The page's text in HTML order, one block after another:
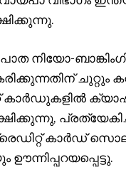
പാത നിയോ-
ചുറ്റും
കാർഡുകളിൽ
കാർഡ്